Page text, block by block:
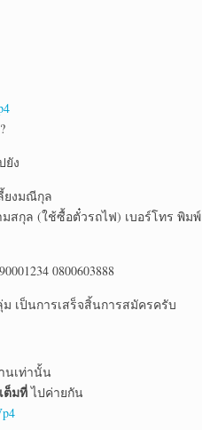
ยัง
ยงมณีกุล
สกุล (ใช้ซื้อตั๋วรถไฟ) เบอร์โทร พิมพ์
0800603888
เป็นการเสร็จสิ้นการสมัครครับ
นเท่านั้น
ต็มที่ไปค่ายกัน